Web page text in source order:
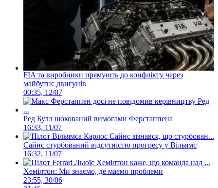
FIA та виробники прямують до конфлікту через
майбутнє двигунів
00:35, 12/07
Ред Булл шокований вимогами Ферстаппена
16:33, 11/07
Сайнс стурбований відсутністю прогресу у Вільямс
16:32, 11/07
Хемілтон: Ми знаємо, де маємо проблеми
23:55, 30/06